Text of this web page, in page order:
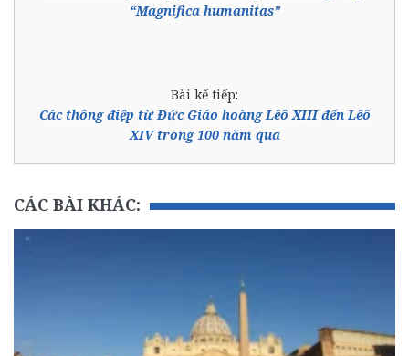
“Magnifica humanitas”
Bài kế tiếp:
Các thông điệp từ Đức Giáo hoàng Lêô XIII đến Lêô
XIV trong 100 năm qua
CÁC BÀI KHÁC: